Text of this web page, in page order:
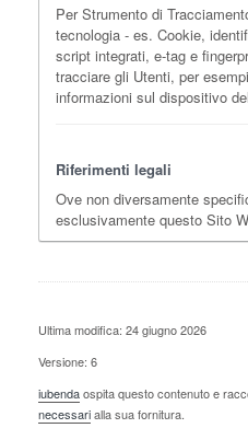
Per Strumento di
tecnologia - es. Cookie,
script integrati, e-tag e
tracciare gli Utenti, per
informazioni sul dispositivo
Riferimenti legali
Ove non diversamente
esclusivamente questo Sito
Ultima modifica: 24 giugno 2026
Versione: 6
iubendaospita questo contenuto e
necessarialla sua fornitura.